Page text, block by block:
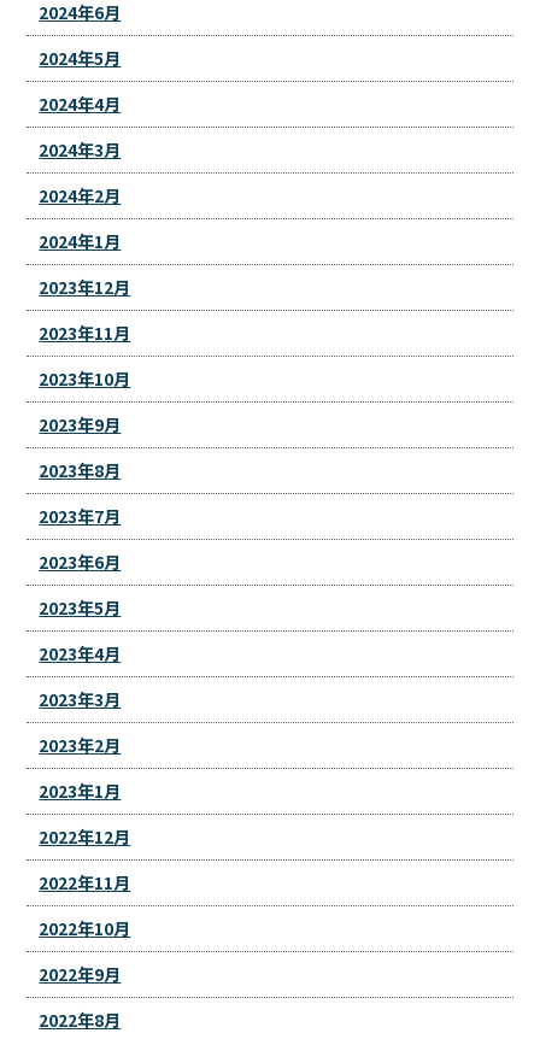
2024年6月
2024年5月
2024年4月
2024年3月
2024年2月
2024年1月
2023年12月
2023年11月
2023年10月
2023年9月
2023年8月
2023年7月
2023年6月
2023年5月
2023年4月
2023年3月
2023年2月
2023年1月
2022年12月
2022年11月
2022年10月
2022年9月
2022年8月